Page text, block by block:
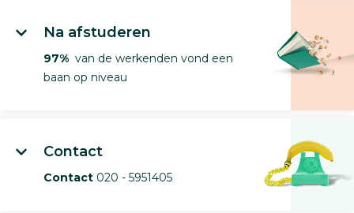
Na afstuderen
97% van de werkenden vond een
baan op niveau
Contact
Contact 020 - 5951405